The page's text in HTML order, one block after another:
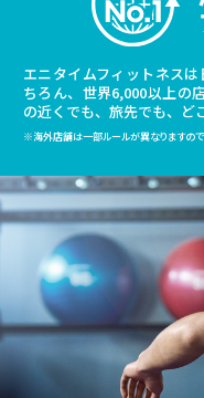
エニタイムフィットネス
ちろん、世界6,000以上の
の近くでも、旅先でも、ど
※海外店舗は一部ルールが異なりますので